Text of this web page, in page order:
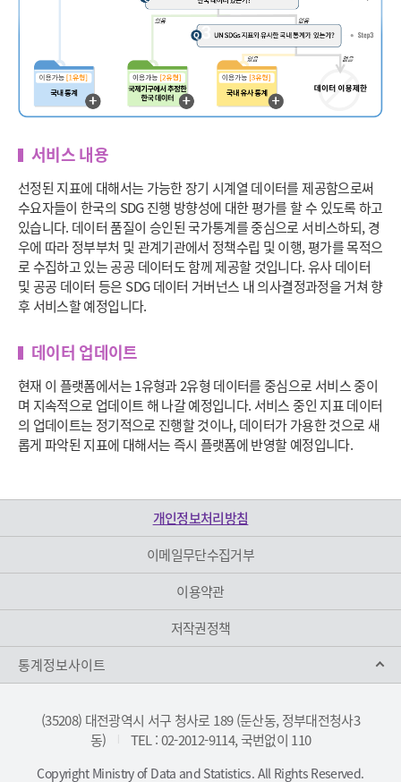
서비스 내용
선정된 지표에 대해서는 가능한 장기 시계열 데이터를 제공함으로써
수요자들이 한국의 SDG 진행 방향성에 대한 평가를 할 수 있도록 하고
있습니다. 데이터 품질이 승인된 국가통계를 중심으로 서비스하되, 경
우에 따라 정부부처 및 관계기관에서 정책수립 및 이행, 평가를 목적으
로 수집하고 있는 공공 데이터도 함께 제공할 것입니다. 유사 데이터
및 공공 데이터 등은 SDG 데이터 거버넌스 내 의사결정과정을 거쳐 향
후 서비스할 예정입니다.
데이터 업데이트
현재 이 플랫폼에서는 1유형과 2유형 데이터를 중심으로 서비스 중이
며 지속적으로 업데이트 해 나갈 예정입니다. 서비스 중인 지표 데이터
의 업데이트는 정기적으로 진행할 것이나, 데이터가 가용한 것으로 새
롭게 파악된 지표에 대해서는 즉시 플랫폼에 반영할 예정입니다.
개인정보처리방침
이메일무단수집거부
이용약관
저작권정책
통계정보사이트
(35208) 대전광역시 서구 청사로 189 (둔산동, 정부대전청사3
동)
TEL : 02-2012-9114, 국번없이 110
Copyright Ministry of Data and Statistics. All Rights Reserved.